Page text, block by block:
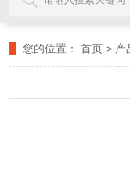
您的位置： 首页 > 产